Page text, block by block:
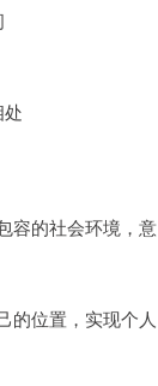
容的社会环境，意
的位置，实现个人